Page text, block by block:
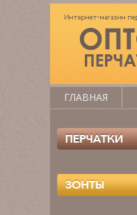
ГЛАВНАЯ